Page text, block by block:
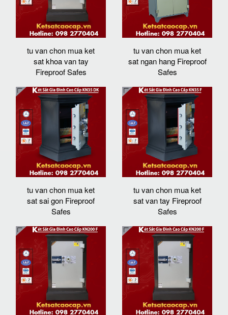
tu van chon mua ket
sat khoa van tay
Fireproof Safes
tu van chon mua ket
sat ngan hang Fireproof
Safes
tu van chon mua ket
sat sai gon Fireproof
Safes
tu van chon mua ket
sat van tay Fireproof
Safes